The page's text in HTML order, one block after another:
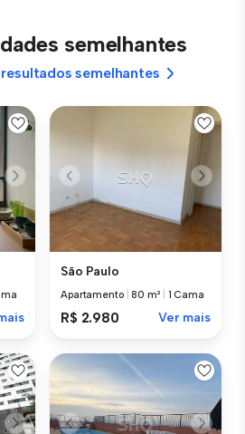
semelhantes
semelhantes
São Paulo
Apartamento |80 m² 1 Cama
R$ 2.980 Ver mais